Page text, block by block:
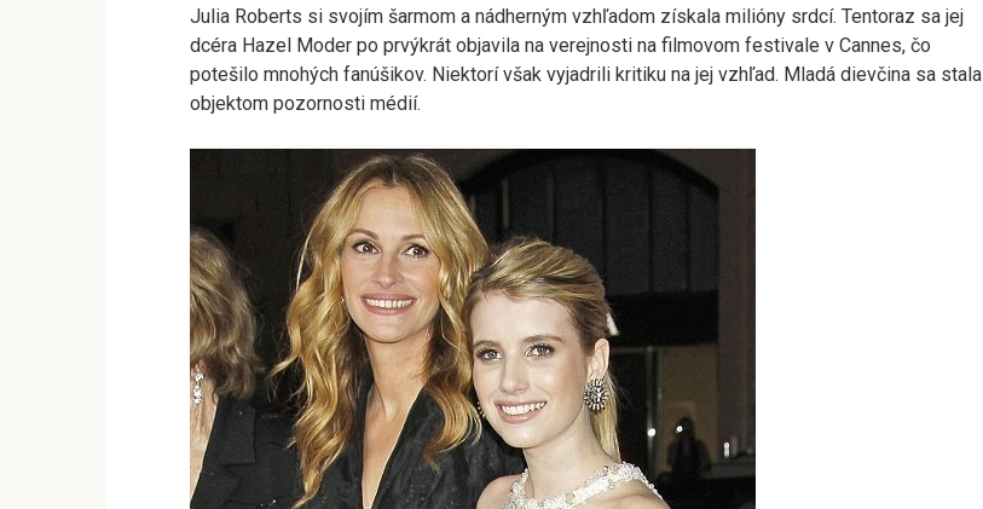
Julia Roberts si svojím šarmom a nádherným vzhľadom získala milióny srdcí. Tentoraz sa jej
dcéra Hazel Moder po prvýkrát objavila na verejnosti na filmovom festivale v Cannes, čo
potešilo mnohých fanúšikov. Niektorí však vyjadrili kritiku na jej vzhľad. Mladá dievčina sa stala
objektom pozornosti médií.